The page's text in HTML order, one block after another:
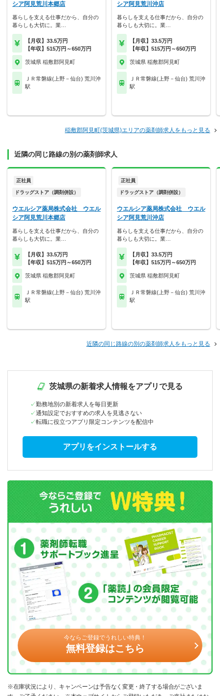
シア阿見荒川本郷店
暮らしを支える仕事だから、自分の
暮らしも大切に。業…
【月収】33.5万円
【年収】515万円～650万円
茨城県 稲敷郡阿見町
ＪＲ常磐線(上野－仙台) 荒川沖
駅
シア阿見荒川沖店
暮らしを支える仕事だから、自分の
暮らしも大切に。業…
【月収】33.5万円
【年収】515万円～650万円
茨城県 稲敷郡阿見町
ＪＲ常磐線(上野－仙台) 荒川沖
駅
稲敷郡阿見町(茨城県)エリアの薬剤師求人をもっと見る
近隣の同じ路線の別の薬剤師求人
正社員
ドラッグストア（調剤併設）
ウエルシア薬局株式会社 ウエル
シア阿見荒川本郷店
暮らしを支える仕事だから、自分の
暮らしも大切に。業…
【月収】33.5万円
【年収】515万円～650万円
茨城県 稲敷郡阿見町
ＪＲ常磐線(上野－仙台) 荒川沖
駅
正社員
ドラッグストア（調剤併設）
ウエルシア薬局株式会社 ウエル
シア阿見荒川沖店
暮らしを支える仕事だから、自分の
暮らしも大切に。業…
【月収】33.5万円
【年収】515万円～650万円
茨城県 稲敷郡阿見町
ＪＲ常磐線(上野－仙台) 荒川沖
駅
近隣の同じ路線の別の薬剤師求人をもっと見る
茨城県の新着求人情報をアプリで見る
勤務地別の新着求人を毎日更新
通知設定でおすすめの求人を見逃さない
転職に役立つアプリ限定コンテンツを配信中
アプリをインストールする
今ならご登録でうれしい特典！
無料登録はこちら
※在庫状況により、キャンペーンは予告なく変更・終了する場合がございま